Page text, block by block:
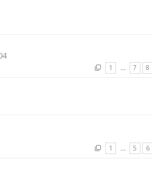
1 … 7 8
1 … 5 6